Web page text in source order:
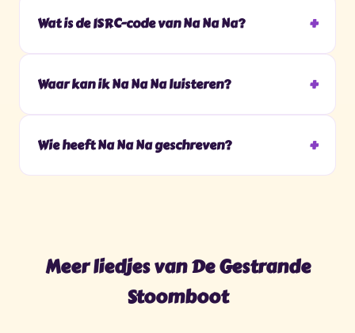
Wat is de ISRC-code van Na Na Na?
Waar kan ik Na Na Na luisteren?
Wie heeft Na Na Na geschreven?
Meer liedjes van De Gestrande
Stoomboot